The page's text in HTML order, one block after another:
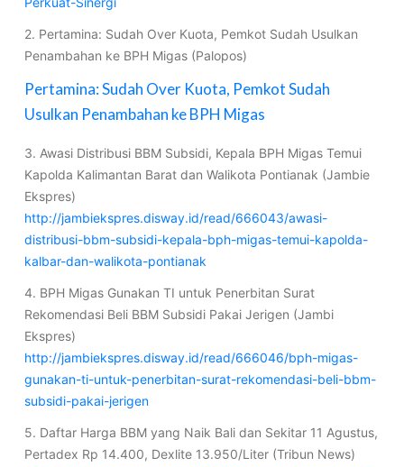
2. Pertamina: Sudah Over Kuota, Pemkot Sudah Usulkan
Penambahan ke BPH Migas (Palopos)
Pertamina: Sudah Over Kuota, Pemkot Sudah
Usulkan Penambahan ke BPH Migas
3. Awasi Distribusi BBM Subsidi, Kepala BPH Migas Temui
Kapolda Kalimantan Barat dan Walikota Pontianak (Jambie
Ekspres)
http://jambiekspres.disway.id/read/666043/awasi-
distribusi-bbm-subsidi-kepala-bph-migas-temui-kapolda-
kalbar-dan-walikota-pontianak
4. BPH Migas Gunakan TI untuk Penerbitan Surat
Rekomendasi Beli BBM Subsidi Pakai Jerigen (Jambi
Ekspres)
http://jambiekspres.disway.id/read/666046/bph-migas-
gunakan-ti-untuk-penerbitan-surat-rekomendasi-beli-bbm-
subsidi-pakai-jerigen
5. Daftar Harga BBM yang Naik Bali dan Sekitar 11 Agustus,
Pertadex Rp 14.400, Dexlite 13.950/Liter (Tribun News)